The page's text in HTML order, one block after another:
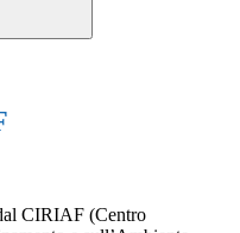
CIRIAF (Centro